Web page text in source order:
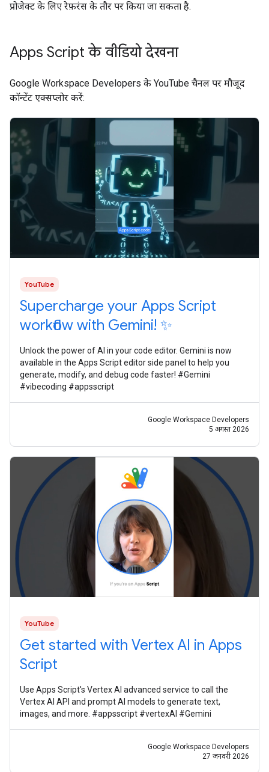
प्रोजेक्ट के लिए रेफ़रंस के तौर पर किया जा सकता है.
Apps Script के वीडियो देखना
Google Workspace Developers के YouTube चैनल पर मौजूद
कॉन्टेंट एक्सप्लोर करें:
YouTube
Supercharge your Apps Script
workflow with Gemini! ✨
Unlock the power of AI in your code editor. Gemini is now
available in the Apps Script editor side panel to help you
generate, modify, and debug code faster! #Gemini
#vibecoding #appsscript
Google Workspace Developers
5 अगस्त 2026
YouTube
Get started with Vertex AI in Apps
Script
Use Apps Script's Vertex AI advanced service to call the
Vertex AI API and prompt AI models to generate text,
images, and more. #appsscript #vertexAI #Gemini
Google Workspace Developers
27 जनवरी 2026